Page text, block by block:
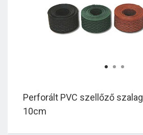
Perforált PVC szellőző szalag
10cm